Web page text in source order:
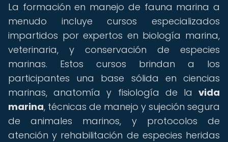
La formación en manejo de fauna marina a
menudo incluye cursos especializados
impartidos por expertos en biología marina,
veterinaria, y conservación de especies
marinas. Estos cursos brindan a los
participantes una base sólida en ciencias
marinas, anatomía y fisiología de la vida
marina, técnicas de manejo y sujeción segura
de animales marinos, y protocolos de
atención y rehabilitación de especies heridas